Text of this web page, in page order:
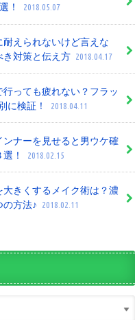
！
2018.05.07
えられないけど言えな
き対策と伝え方 2018.04.17
っても疲れない？フラッ
に検証！
2018.04.11
ナーを見せると男ウケ確
！
2018.02.15
きくするメイク術は？濃
の方法♪
2018.02.11